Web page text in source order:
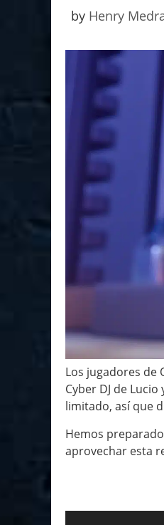
by Henry
Los jugadores de
Cyber DJ de
limitado, así que
Hemos
aprovechar esta